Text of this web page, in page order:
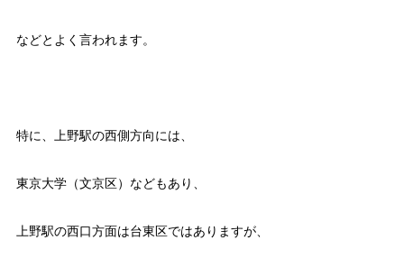
などとよく言われます。
特に、上野駅の西側方向には、
東京大学（文京区）などもあり、
上野駅の西口方面は台東区ではありますが、